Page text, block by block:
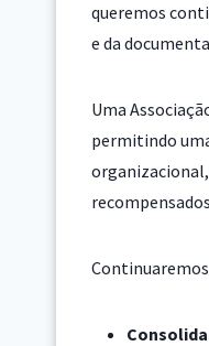
queremos
e da
Uma
permitindo